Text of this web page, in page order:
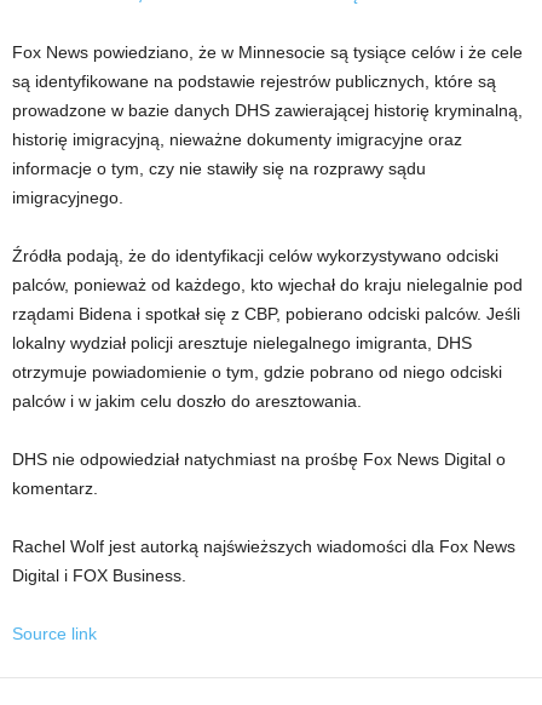
Fox News powiedziano, że w Minnesocie są tysiące celów i że cele
są identyfikowane na podstawie rejestrów publicznych, które są
prowadzone w bazie danych DHS zawierającej historię kryminalną,
historię imigracyjną, nieważne dokumenty imigracyjne oraz
informacje o tym, czy nie stawiły się na rozprawy sądu
imigracyjnego.
Źródła podają, że do identyfikacji celów wykorzystywano odciski
palców, ponieważ od każdego, kto wjechał do kraju nielegalnie pod
rządami Bidena i spotkał się z CBP, pobierano odciski palców. Jeśli
lokalny wydział policji aresztuje nielegalnego imigranta, DHS
otrzymuje powiadomienie o tym, gdzie pobrano od niego odciski
palców i w jakim celu doszło do aresztowania.
DHS nie odpowiedział natychmiast na prośbę Fox News Digital o
komentarz.
Rachel Wolf jest autorką najświeższych wiadomości dla Fox News
Digital i FOX Business.
Source link